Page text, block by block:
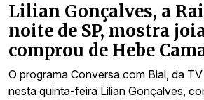
Lilian Gonçalves, a
noite de SP, mostra
comprou de Hebe
O programa Conversa com Bial, da
nesta quinta-feira Lilian Gonçalves,